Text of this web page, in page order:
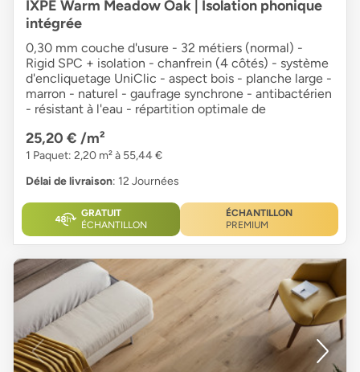
IXPE Warm Meadow Oak | Isolation phonique
intégrée
0,30 mm couche d'usure - 32 métiers (normal) -
Rigid SPC + isolation - chanfrein (4 côtés) - système
d'encliquetage UniClic - aspect bois - planche large -
marron - naturel - gaufrage synchrone - antibactérien
- résistant à l'eau - répartition optimale de
25,20 € /m²
1 Paquet: 2,20 m² à 55,44 €
Délai de livraison: 12 Journées
GRATUIT
ÉCHANTILLON
ÉCHANTILLON
PREMIUM